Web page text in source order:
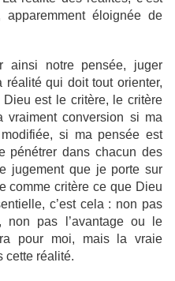
éloignée de
ainsi notre pensée, juger
qui doit tout orienter,
est le critère, le critère
conversion si ma
si ma pensée est
pénétrer dans chacun des
jugement que je porte sur
comme critère ce que Dieu
c’est cela : non pas
non pas l’avantage ou le
pour moi, mais la vraie
cette réalité.